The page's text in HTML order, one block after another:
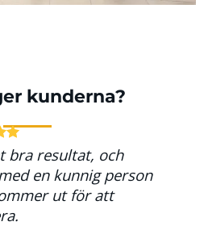
kunderna?
bra resultat, och
en kunnig person
ut för att